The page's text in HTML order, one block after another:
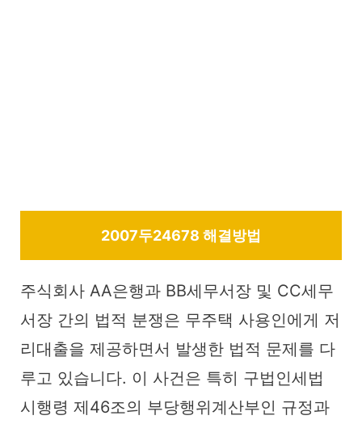
2007두24678 해결방법
주식회사 AA은행과 BB세무서장 및 CC세무
서장 간의 법적 분쟁은 무주택 사용인에게 저
리대출을 제공하면서 발생한 법적 문제를 다
루고 있습니다. 이 사건은 특히 구법인세법
시행령 제46조의 부당행위계산부인 규정과